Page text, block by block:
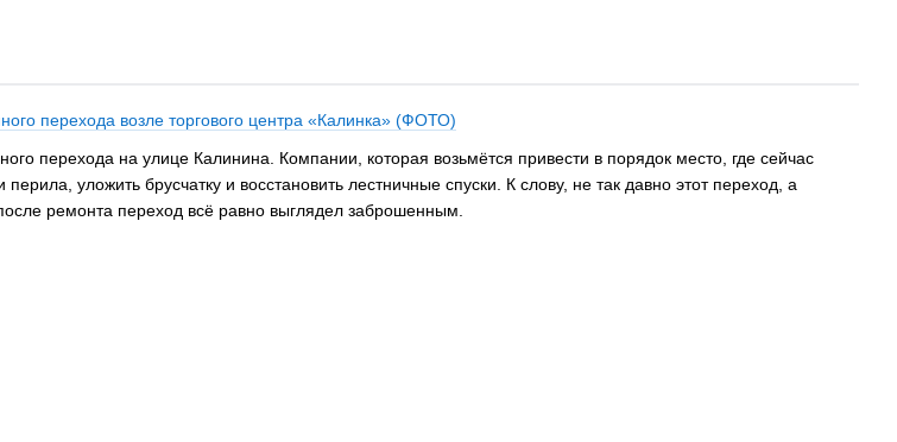
перехода возле торгового центра «Калинка» (ФОТО)
перехода на улице Калинина. Компании, которая возьмётся привести в порядок место, где сейчас
уложить брусчатку и восстановить лестничные спуски. К слову, не так давно этот переход, а
ремонта переход всё равно выглядел заброшенным.